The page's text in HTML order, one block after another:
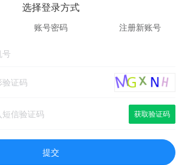
选择登录方式
账号密码 注册新账号
获取验证码
提交